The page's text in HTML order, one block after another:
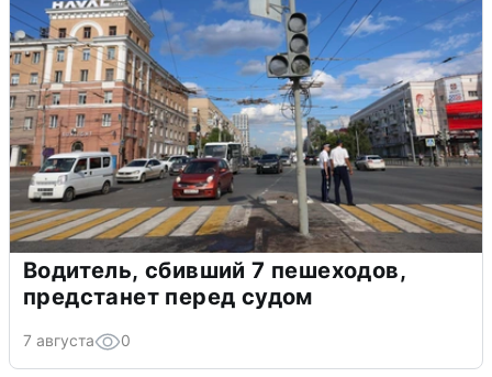
Водитель, сбивший 7 пешеходов,
предстанет перед судом
7 августа 0